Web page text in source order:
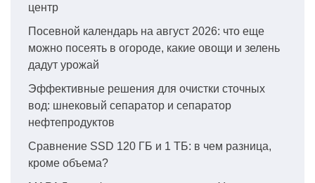
центр
Посевной календарь на август 2026: что еще
можно посеять в огороде, какие овощи и зелень
дадут урожай
Эффективные решения для очистки сточных
вод: шнековый сепаратор и сепаратор
нефтепродуктов
Сравнение SSD 120 ГБ и 1 ТБ: в чем разница,
кроме объема?